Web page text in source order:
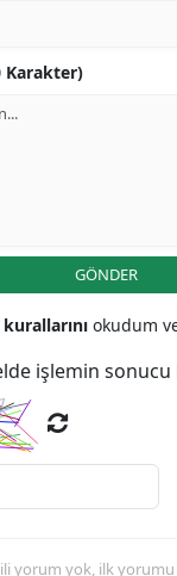
Karakter)
GÖNDER
okudum
işlemin sonucu
yorum yok, ilk yorumu